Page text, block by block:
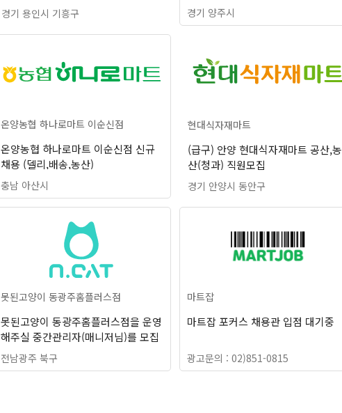
경기 용인시 기흥구 경기 양주시
온양농협 하나로마트 이순신점
온양농협 하나로마트 이순신점 신규
채용 (델리,배송,농산)
충남 아산시
현대식자재마트
(급구) 안양 현대식자재마트 공산,농
산(청과) 직원모집
경기 안양시 동안구
못된고양이 동광주홈플러스점
못된고양이 동광주홈플러스점을 운영
해주실 중간관리자(매니저님)를 모집
합니다
전남광주 북구
마트잡
마트잡 포커스 채용관 입점 대기중
광고문의 : 02)851-0815